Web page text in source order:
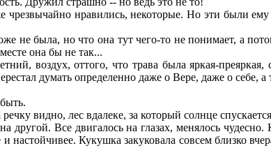
чрезвычайно нравились, некоторые. Но эти были ему
не была, но что она тут чего-то не понимает, а
она бы не так...
воздух, оттого, что трава была яркая-
думать определенно даже о Вере, даже о себе,
видно, лес вдалеке, за который солнце
другой. Все двигалось на глазах, менялось
настойчивее. Кукушка закуковала совсем близко